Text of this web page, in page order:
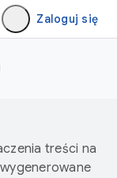
Zaloguj się
treści na